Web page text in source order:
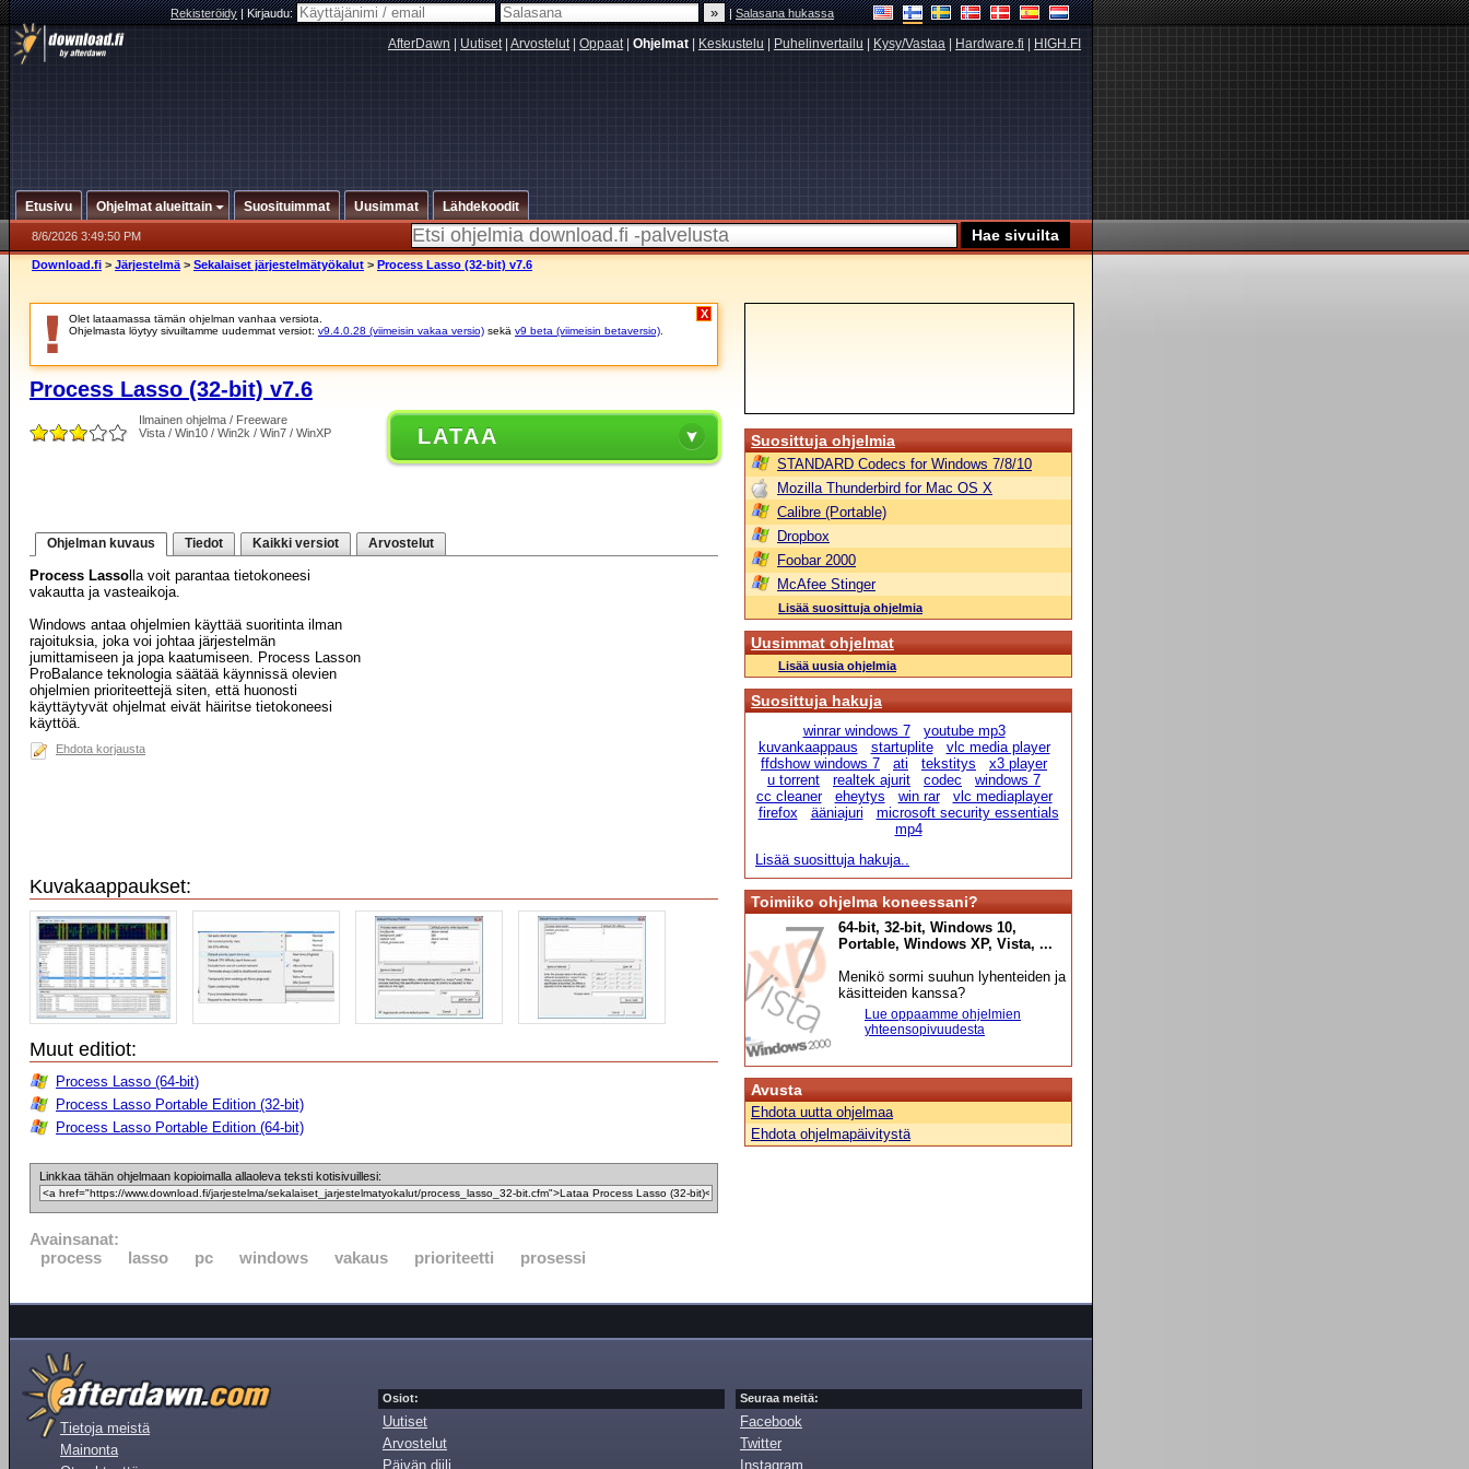
Rekisteröidy|Kirjaudu: |Salasana hukassa
AfterDawn Uutiset| Arvostelut| Oppaat| Ohjelmat Keskustelu Puhelinvertailu Kysy/Vastaa Hardware.fi HIGH.FI
Etusivu Ohjelmat alueittain Suosituimmat Uusimmat Lähdekoodit
8/6/2026 3:49:50 PM
Download.fi > Järjestelmä > Sekalaiset järjestelmätyökalut > Process Lasso (32-bit) v7.6
Olet lataamassa tämän ohjelman vanhaa versiota.
Ohjelmasta löytyy sivuiltamme uudemmat versiot: v9.4.0.28 (viimeisin vakaa versio) sekä v9 beta (viimeisin betaversio)
X
Process Lasso (32-bit) v7.6
Ilmainen ohjelma / Freeware
Vista / Win10 / Win2k / Win7 / WinXP
LATAA
Ohjelman kuvaus Tiedot Kaikki versiot Arvostelut
Process Lasso lla voit parantaa tietokoneesi
vakautta ja vasteaikoja.
Windows antaa ohjelmien käyttää suoritinta ilman
rajoituksia, joka voi johtaa järjestelmän
jumittamiseen ja jopa kaatumiseen. Process Lasson
ProBalance teknologia säätää käynnissä olevien
ohjelmien prioriteettejä siten, että huonosti
käyttäytyvät ohjelmat eivät häiritse tietokoneesi
käyttöä.
Ehdota korjausta
Kuvakaappaukset:
Muut editiot:
Process Lasso (64-bit)
Process Lasso Portable Edition (32-bit)
Process Lasso Portable Edition (64-bit)
Linkkaa tähän ohjelmaan kopioimalla allaoleva teksti kotisivuillesi:
Avainsanat:
process
lasso pc windows vakaus prioriteetti prosessi
Suosittuja ohjelmia
STANDARD Codecs for Windows 7/8/10
Mozilla Thunderbird for Mac OS X
Calibre (Portable)
Dropbox
Foobar 2000
McAfee Stinger
Lisää suosittuja ohjelmia
Uusimmat ohjelmat
Lisää uusia ohjelmia
Suosittuja hakuja
winrar windows 7
youtube mp3
kuvankaappaus
startuplite
vlc media player
ffdshow windows 7
ati tekstitys
x3 player
u torrent
realtek ajurit codec
windows 7
cc cleaner
eheytys win rar
vlc mediaplayer
firefox
ääniajuri
microsoft security essentials
mp4
Lisää suosittuja hakuja..
Toimiiko ohjelma koneessani?
64-bit, 32-bit, Windows 10,
Portable, Windows XP, Vista, ...
Menikö sormi suuhun lyhenteiden ja
käsitteiden kanssa?
Lue oppaamme ohjelmien
yhteensopivuudesta
Avusta
Ehdota uutta ohjelmaa
Ehdota ohjelmapäivitystä
Tietoja meistä
Mainonta
Osiot:
Uutiset
Arvostelut
Päivän diili
Seuraa meitä:
Facebook
Twitter
Instagram